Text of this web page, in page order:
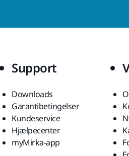
Support
Downloads
Garantibetingelser
Kundeservice
Hjælpecenter
myMirka-app